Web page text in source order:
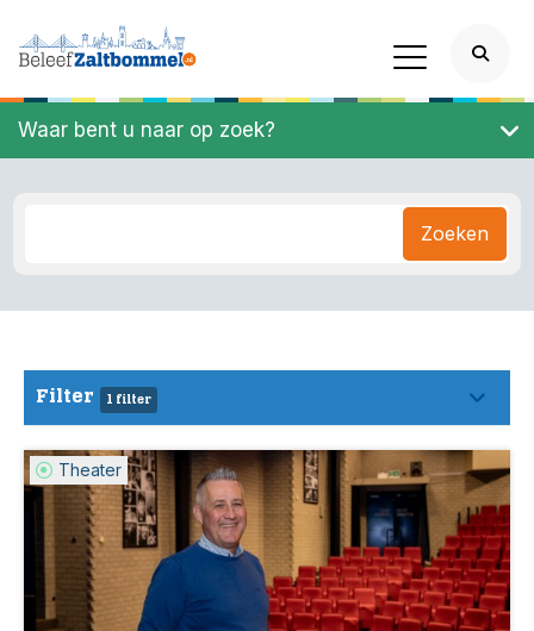
Waar bent u naar op zoek?
Zoeken
Filter 1 filter
Theater